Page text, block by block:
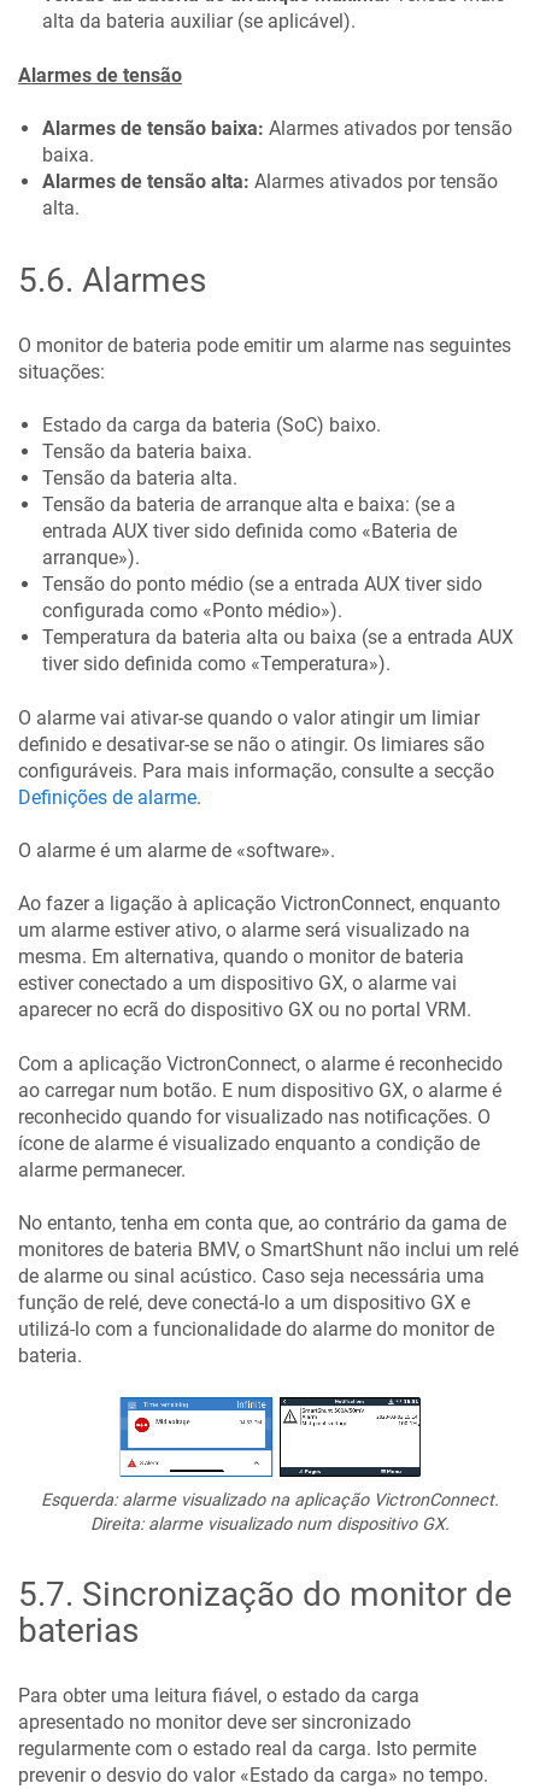
alta da bateria auxiliar (se aplicável).
Alarmes de tensão
Alarmes de tensão baixa: Alarmes ativados por tensão
baixa.
Alarmes de tensão alta: Alarmes ativados por tensão
alta.
5.6. Alarmes
O monitor de bateria pode emitir um alarme nas seguintes
situações:
Estado da carga da bateria (SoC) baixo.
Tensão da bateria baixa.
Tensão da bateria alta.
Tensão da bateria de arranque alta e baixa: (se a
entrada AUX tiver sido definida como «Bateria de
arranque»).
Tensão do ponto médio (se a entrada AUX tiver sido
configurada como «Ponto médio»).
Temperatura da bateria alta ou baixa (se a entrada AUX
tiver sido definida como «Temperatura»).
O alarme vai ativar-se quando o valor atingir um limiar
definido e desativar-se se não o atingir. Os limiares são
configuráveis. Para mais informação, consulte a secção
Definições de alarme.
O alarme é um alarme de «software».
Ao fazer a ligação à aplicação VictronConnect, enquanto
um alarme estiver ativo, o alarme será visualizado na
mesma. Em alternativa, quando o monitor de bateria
estiver conectado a um dispositivo GX, o alarme vai
aparecer no ecrã do dispositivo GX ou no portal VRM.
Com a aplicação VictronConnect, o alarme é reconhecido
ao carregar num botão. E num dispositivo GX, o alarme é
reconhecido quando for visualizado nas notificações. O
ícone de alarme é visualizado enquanto a condição de
alarme permanecer.
No entanto, tenha em conta que, ao contrário da gama de
monitores de bateria BMV, o SmartShunt não inclui um relé
de alarme ou sinal acústico. Caso seja necessária uma
função de relé, deve conectá-lo a um dispositivo GX e
utilizá-lo com a funcionalidade do alarme do monitor de
bateria.
Esquerda: alarme visualizado na aplicação VictronConnect.
Direita: alarme visualizado num dispositivo GX.
5.7. Sincronização do monitor de
baterias
Para obter uma leitura fiável, o estado da carga
apresentado no monitor deve ser sincronizado
regularmente com o estado real da carga. Isto permite
prevenir o desvio do valor «Estado da carga» no tempo.